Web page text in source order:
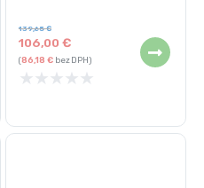
Vystužená kovová konštrukcia
Ideálny pre domácnosť a
kanceláriu
106,00€
139,65€
(86,18€bez DPH)
★ ★ ★ ★ ★